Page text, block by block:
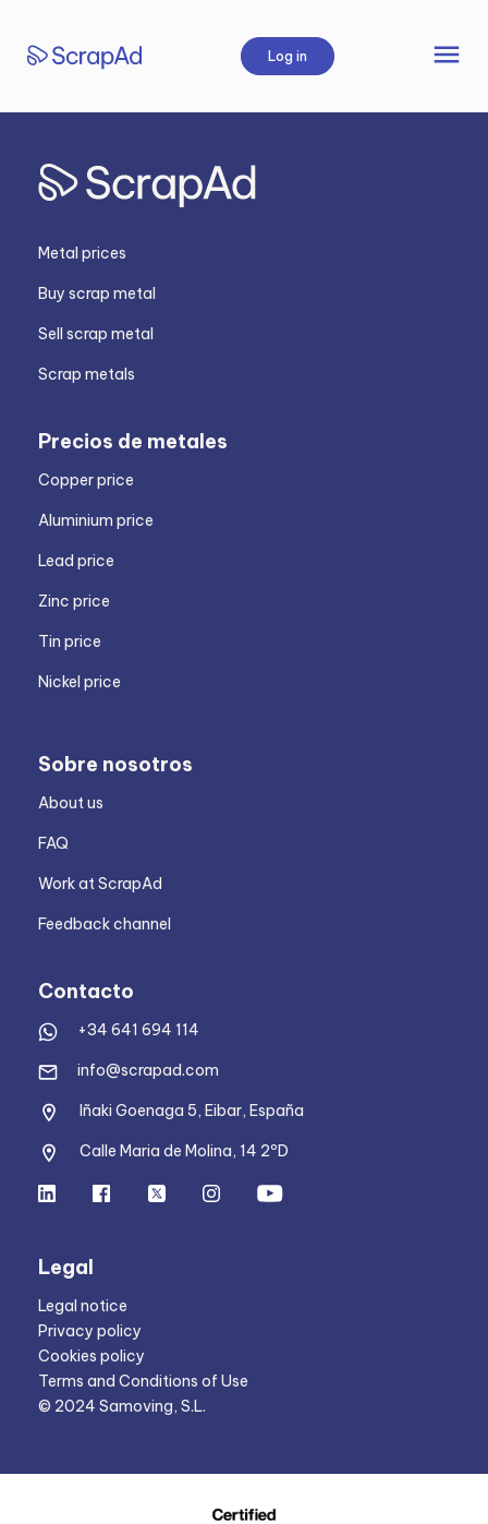
content
Log in menu
Metal prices
Buy scrap metal
Sell scrap metal
Scrap metals
Precios de metales
Copper price
Aluminium price
Lead price
Zinc price
Tin price
Nickel price
Sobre nosotros
About us
FAQ
Work at ScrapAd
Feedback channel
Contacto
+34 641 694 114
info@scrapad.com
Iñaki Goenaga 5, Eibar, España
Calle Maria de Molina, 14 2ºD
Legal
Legal notice
Privacy policy
Cookies policy
Terms and Conditions of Use
© 2024 Samoving, S.L.